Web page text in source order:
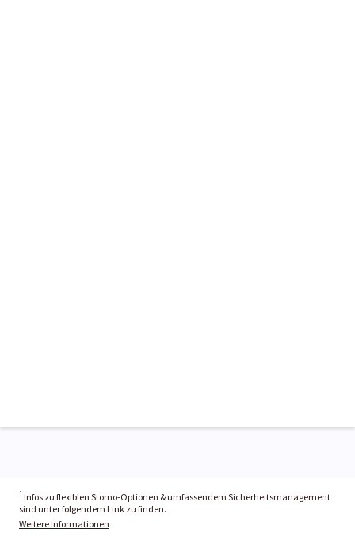
1 Infos zu flexiblen Storno-Optionen & umfassendem Sicherheitsmanagement
sind unter folgendem Link zu finden.
Weitere Informationen